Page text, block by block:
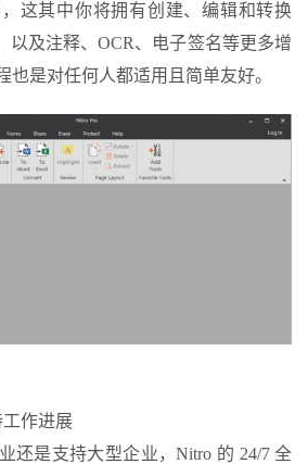
这其中你将拥有创建、编辑和转换
以及注释、OCR、电子签名等更多增
也是对任何人都适用且简单友好。
作进展
还是支持大型企业，Nitro 的 24/7 全